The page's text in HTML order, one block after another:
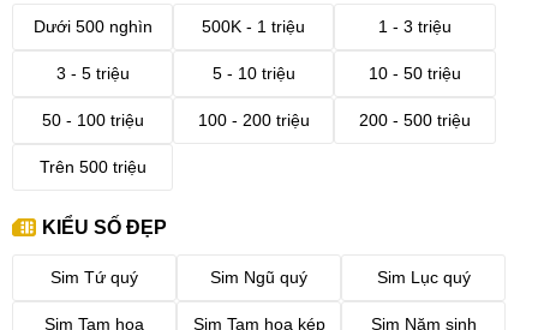
Dưới 500 nghìn 500K - 1 triệu 1 - 3 triệu
3 - 5 triệu 5 - 10 triệu 10 - 50 triệu
50 - 100 triệu 100 - 200 triệu 200 - 500 triệu
Trên 500 triệu
KIỂU SỐ ĐẸP
Sim Tứ quý Sim Ngũ quý Sim Lục quý
Sim Tam hoa Sim Tam hoa kép Sim Năm sinh